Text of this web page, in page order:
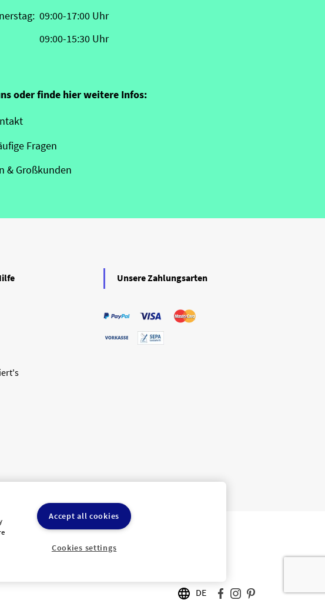
09:00-17:00 Uhr
09:00-15:30 Uhr
oder finde hier weitere Infos:
Fragen
& Großkunden
Unsere Zahlungsarten
 DE
Accept all cookies
Cookies settings